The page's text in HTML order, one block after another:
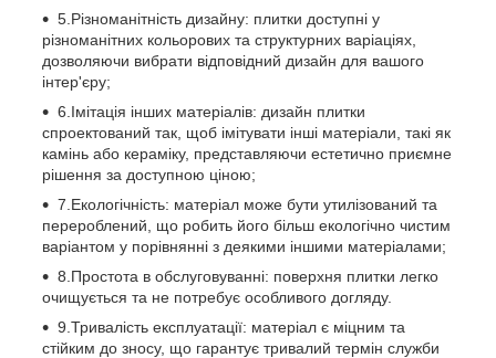
5.Різноманітність дизайну: плитки доступні у
різноманітних кольорових та структурних варіаціях,
дозволяючи вибрати відповідний дизайн для вашого
інтер'єру;
6.Імітація інших матеріалів: дизайн плитки
спроектований так, щоб імітувати інші матеріали, такі як
камінь або кераміку, представляючи естетично приємне
рішення за доступною ціною;
7.Екологічність: матеріал може бути утилізований та
перероблений, що робить його більш екологічно чистим
варіантом у порівнянні з деякими іншими матеріалами;
8.Простота в обслуговуванні: поверхня плитки легко
очищується та не потребує особливого догляду.
9.Тривалість експлуатації: матеріал є міцним та
стійким до зносу, що гарантує тривалий термін служби